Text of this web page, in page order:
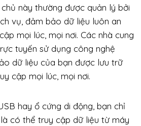
này thường được quản lý bởi
vụ, đảm bảo dữ liệu luôn an
mọi lúc, mọi nơi. Các nhà cung
tuyến sử dụng công nghệ
dữ liệu của bạn được lưu trữ
cập mọi lúc, mọi nơi.
hay ổ cứng di động, bạn chỉ
có thể truy cập dữ liệu từ máy